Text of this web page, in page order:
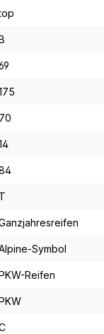
70
T
Symbol
Reifen